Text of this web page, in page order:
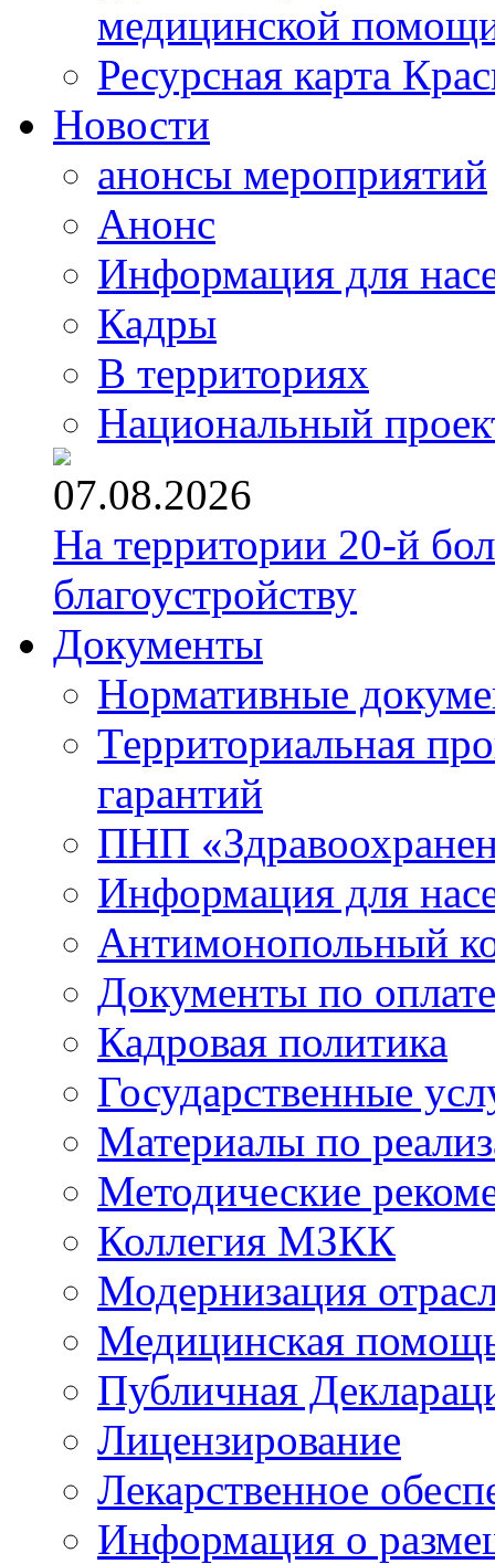
медицинской
Ресурсная карта
Новости
анонсы мероприятий
Анонс
Информация для
Кадры
В территориях
Национальный
07.08.2026
На территории 20-й
благоустройству
Документы
Нормативные
Территориальная
гарантий
ПНП
Информация для
Антимонопольный
Документы по
Кадровая политика
Государственные
Материалы по
Методические
Коллегия МЗКК
Модернизация
Медицинская
Публичная
Лицензирование
Лекарственное
Информация о